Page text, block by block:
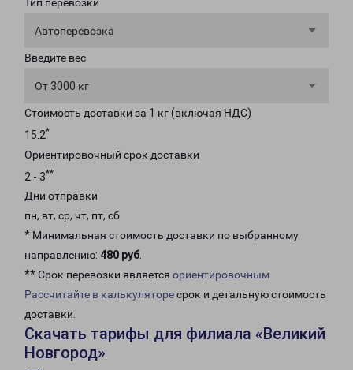
Автоперевозка
Введите вес
От 3000 кг
Стоимость доставки за 1 кг (включая НДС)
15.2*
Ориентировочный срок доставки
2 - 3**
Дни отправки
пн, вт, ср, чт, пт, сб
* Минимальная стоимость доставки по выбранному
направлению: 480 руб.
** Срок перевозки является ориентировочным
Рассчитайте в калькуляторесрок и детальную стоимость
доставки.
Скачать тарифы для филиала «Великий
Новгород»